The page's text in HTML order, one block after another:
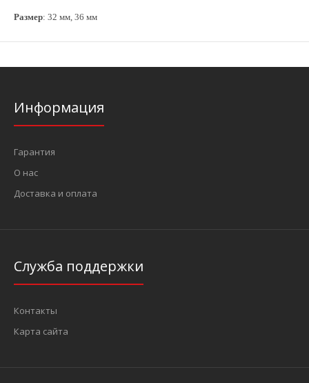
Размер: 32 мм, 36 мм
Информация
Гарантия
О нас
Доставка и оплата
Служба поддержки
Контакты
Карта сайта